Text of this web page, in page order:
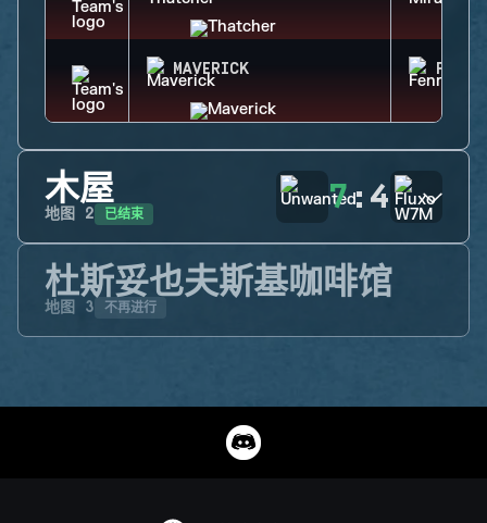
MAVERICK
木屋
地图 2 已结束 7: 4
杜斯妥也夫斯基咖啡馆
地图 3 不再进行